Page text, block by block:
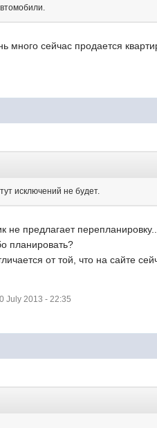
много сейчас продается
исключений не будет.
предлагает перепланировку...
планировать?
от той, что на сайте
July 2013 - 22:35